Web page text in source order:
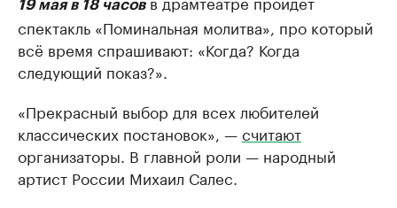
19 мая в 18 часов
спектакль «Поминальная молитва», про который
всё время спрашивают: «Когда? Когда
следующий показ?».
«Прекрасный выбор для всех любителей
классических постановок», —считают
организаторы. В главной роли — народный
артист России Михаил Салес.